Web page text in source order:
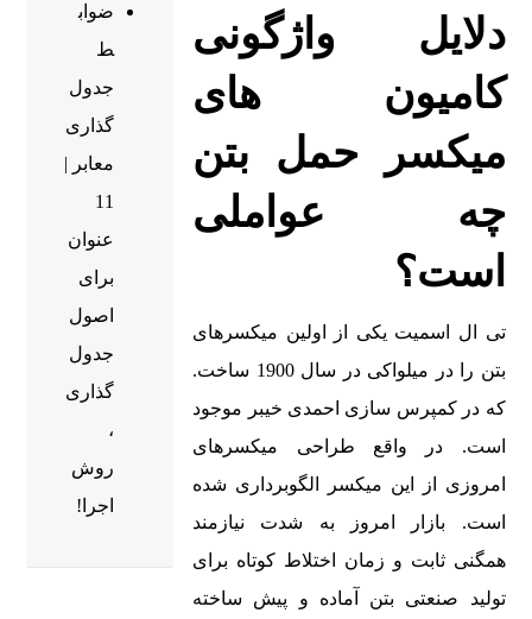
دلایل واژگونی
کامیون های
میکسر حمل بتن
چه عواملی
است؟
تی ال اسمیت یکی از اولین میکسرهای
بتن را در میلواکی در سال 1900 ساخت.
که در کمپرس سازی احمدی خیبر موجود
است. در واقع طراحی میکسرهای
امروزی از این میکسر الگوبرداری شده
است. بازار امروز به شدت نیازمند
همگنی ثابت و زمان اختلاط کوتاه برای
تولید صنعتی بتن آماده و پیش ساخته
ضواب
ط
جدول
گذاری
معابر |
11
عنوان
برای
اصول
جدول
گذاری
،
روش
اجرا!